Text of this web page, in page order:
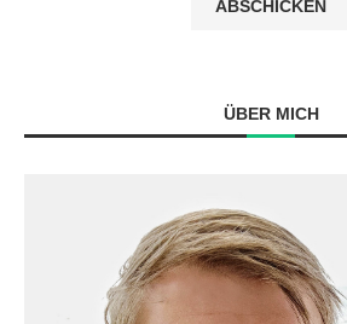
ÜBER MICH